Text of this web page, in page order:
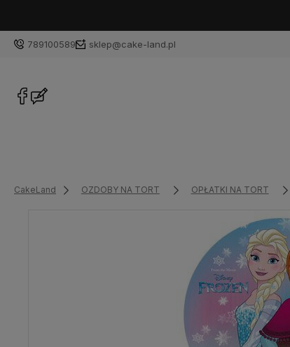
789100589 sklep@cake-land.pl
CakeLand OZDOBY NA TORT OPŁATKI NA TORT